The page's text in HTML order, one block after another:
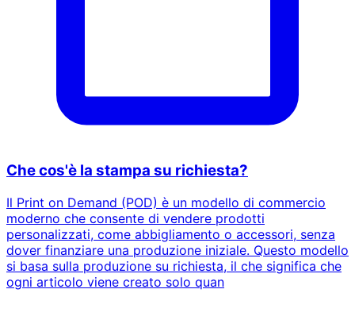
Che cos'è la stampa su richiesta?
Il Print on Demand (POD) è un modello di commercio
moderno che consente di vendere prodotti
personalizzati, come abbigliamento o accessori, senza
dover finanziare una produzione iniziale. Questo modello
si basa sulla produzione su richiesta, il che significa che
ogni articolo viene creato solo quan